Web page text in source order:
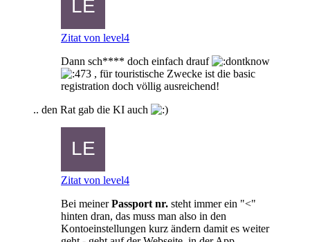
Zitat von level4
Dann sch**** doch einfach drauf
, für touristische Zwecke ist die basic
registration doch völlig ausreichend!
.. den Rat gab die KI auch
Zitat von level4
Bei meinerPassport nr. steht immer ein "<"
hinten dran, das muss man also in den
Kontoeinstellungen kurz ändern damit es weiter